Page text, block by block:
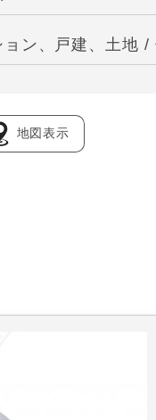
ン、戸建、土地 /
地図表示